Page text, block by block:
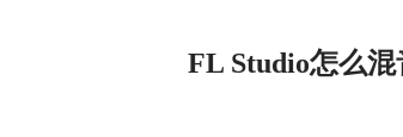
FL Studio怎么